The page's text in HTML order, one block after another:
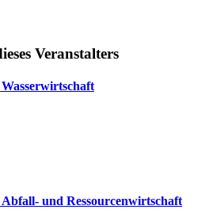
Veranstalters
und Ressourcenwirtschaft